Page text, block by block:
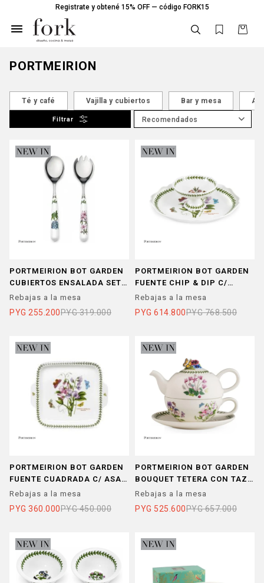
Registrate y obtené 15% OFF — código FORK15

PORTMEIRION
Té y café Vajilla y cubiertos Bar y mesa
Recomendados
PORTMEIRION BOT GARDEN
CUBIERTOS ENSALADA SET x
2
Rebajas a la mesa
PYG 255.200PYG 319.000
PORTMEIRION BOT GARDEN
FUENTE CHIP & DIP C/
DIVISIONES 35,5 CM
Rebajas a la mesa
PYG 614.800PYG 768.500
PORTMEIRION BOT GARDEN
FUENTE CUADRADA C/ ASAS
28 CM
Rebajas a la mesa
PYG 360.000PYG 450.000
PORTMEIRION BOT GARDEN
BOUQUET TETERA CON TAZA
P/1
Rebajas a la mesa
PYG 525.600PYG 657.000